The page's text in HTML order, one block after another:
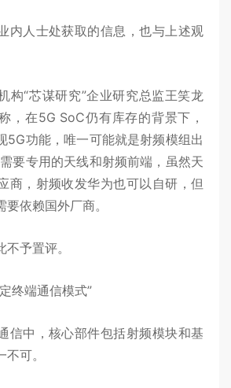
人士处获取的信息，也与上述观
“芯谋研究”企业研究总监王笑龙
，在5G SoC仍有库存的背景下，
5G功能，唯一可能就是射频模组出
要专用的天线和射频前端，虽然天
商，射频收发华为也可以自研，但
依赖国外厂商。
予置评。
端通信模式”
中，核心部件包括射频模块和基
可。